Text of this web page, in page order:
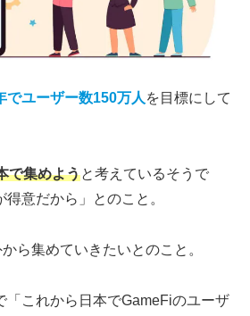
でユーザー数150万人を目標にして
で集めようと考えているそうで
意だから」とのこと。
ら集めていきたいとのこと。
「これから日本でGameFiのユーザ